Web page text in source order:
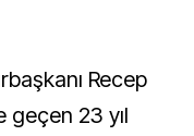
Recep
geçen 23 yıl